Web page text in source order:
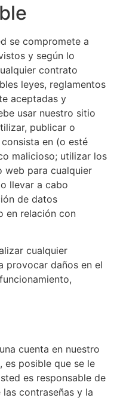
se compromete a
y según lo
contrato
leyes, reglamentos
aceptadas y
usar nuestro sitio
publicar o
en (o esté
malicioso; utilizar los
web para cualquier
llevar a cabo
de datos
en relación con
cualquier
provocar daños en el
cuenta en nuestro
es posible que se le
es responsable de
contraseñas y la